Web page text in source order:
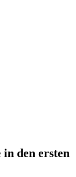
in den ersten